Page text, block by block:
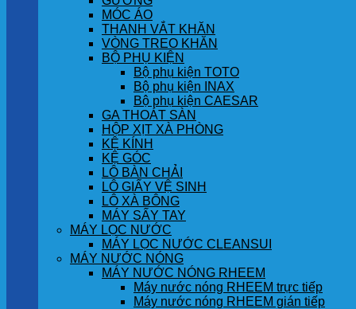
MÓC ÁO
THANH VẮT KHĂN
VÒNG TREO KHĂN
BỘ PHỤ KIỆN
Bộ phụ kiện TOTO
Bộ phụ kiện INAX
Bộ phụ kiện CAESAR
GA THOÁT SÀN
HỘP XỊT XÀ PHÒNG
KỆ KÍNH
KỆ GÓC
LÔ BÀN CHẢI
LÔ GIẤY VỆ SINH
LÔ XÀ BÔNG
MÁY SẤY TAY
MÁY LỌC NƯỚC
MÁY LỌC NƯỚC CLEANSUI
MÁY NƯỚC NÓNG
MÁY NƯỚC NÓNG RHEEM
Máy nước nóng RHEEM trực tiếp
Máy nước nóng RHEEM gián tiếp